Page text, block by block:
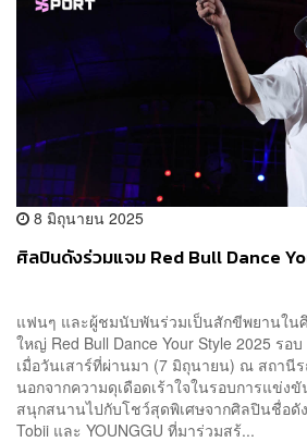
8 มิถุนายน 2025
ศิลปินดังร่วมแจม Red Bull Dance
แฟนๆ และผู้ชมนับพันร่วมเป็นสักขีพยานใน
ใหญ่ Red Bull Dance Your Style 2025 รอ
เมื่อวันเสาร์ที่ผ่านมา (7 มิถุนายน) ณ สถานีร
นอกจากความดุเดือดเร้าใจในรอบการแข่ง
สนุกสนานไปกับโชว์สุดพิเศษจากศิลปินชื่อดัง
Tobii และ YOUNGGU ที่มาร่วมสร้...